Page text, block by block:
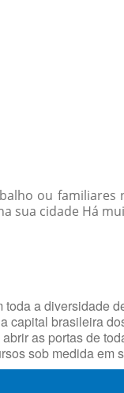
ou
sua cidade Há
a
brasileira
as portas de
sob medida em